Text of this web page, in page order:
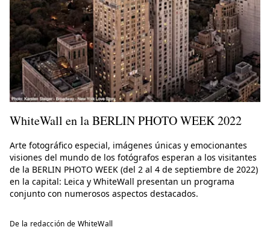
WhiteWall en la BERLIN PHOTO WEEK 2022
Arte fotográfico especial, imágenes únicas y emocionantes
visiones del mundo de los fotógrafos esperan a los visitantes
de la BERLIN PHOTO WEEK (del 2 al 4 de septiembre de 2022)
en la capital: Leica y WhiteWall presentan un programa
conjunto con numerosos aspectos destacados.
De la redacción de WhiteWall